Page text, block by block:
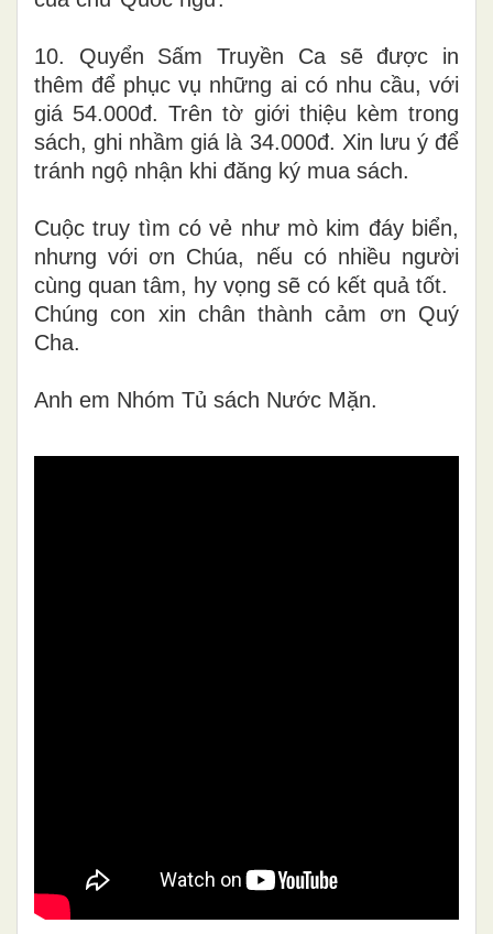
10. Quyển Sấm Truyền Ca sẽ được in
thêm để phục vụ những ai có nhu cầu, với
giá 54.000đ. Trên tờ giới thiệu kèm trong
sách, ghi nhầm giá là 34.000đ. Xin lưu ý để
tránh ngộ nhận khi đăng ký mua sách.
Cuộc truy tìm có vẻ như mò kim đáy biển,
nhưng với ơn Chúa, nếu có nhiều người
cùng quan tâm, hy vọng sẽ có kết quả tốt.
Chúng con xin chân thành cảm ơn Quý
Cha.
Anh em Nhóm Tủ sách Nước Mặn.